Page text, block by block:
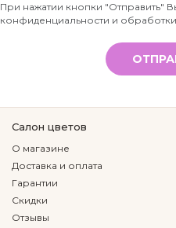
Телефон
*
При нажатии кнопки "Отправить"
конфиденциальности и
Салон цветов
О магазине
Доставка и оплата
Гарантии
Скидки
Отзывы